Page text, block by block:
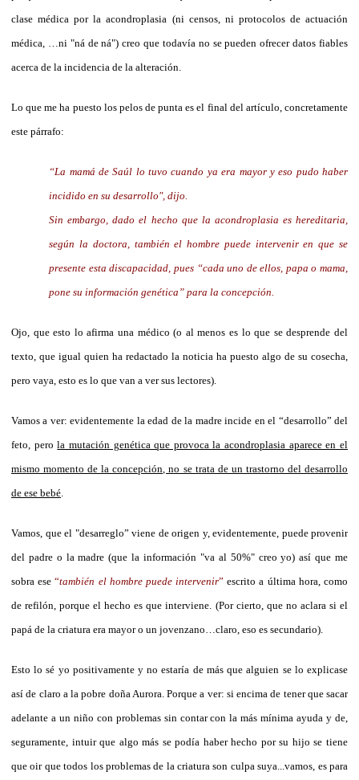
clase médica por la acondroplasia (ni censos, ni protocolos de actuación
médica, …ni "ná de ná") creo que todavía no se pueden ofrecer datos fiables
acerca de la incidencia de la alteración.
Lo que me ha puesto los pelos de punta es el final del artículo, concretamente
este párrafo:
“La mamá de Saúl lo tuvo cuando ya era mayor y eso pudo haber
incidido en su desarrollo", dijo.
Sin embargo, dado el hecho que la acondroplasia es hereditaria,
según la doctora, también el hombre puede intervenir en que se
presente esta discapacidad, pues “cada uno de ellos, papa o mama,
pone su información genética” para la concepción.
Ojo, que esto lo afirma una médico (o al menos es lo que se desprende del
texto, que igual quien ha redactado la noticia ha puesto algo de su cosecha,
pero vaya, esto es lo que van a ver sus lectores).
Vamos a ver: evidentemente la edad de la madre incide en el “desarrollo” del
feto, perola mutación genética que provoca la acondroplasia aparece en el
mismo momento de la concepción, no se trata de un trastorno del desarrollo
de ese bebé
Vamos, que el "desarreglo” viene de origen y, evidentemente, puede provenir
del padre o la madre (que la información "va al 50%" creo yo) así que me
sobra ese“también el hombre puede intervenir” escrito a última hora, como
de refilón, porque el hecho es que interviene. (Por cierto, que no aclara si el
papá de la criatura era mayor o un jovenzano…claro, eso es secundario).
Esto lo sé yo positivamente y no estaría de más que alguien se lo explicase
así de claro a la pobre doña Aurora. Porque a ver: si encima de tener que sacar
adelante a un niño con problemas sin contar con la más mínima ayuda y de,
seguramente, intuir que algo más se podía haber hecho por su hijo se tiene
que oir que todos los problemas de la criatura son culpa suya...vamos, es para